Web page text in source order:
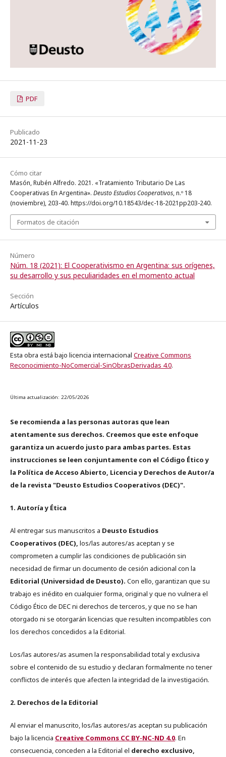
PDF
Publicado
2021-11-23
Cómo citar
Masón, Rubén Alfredo. 2021. «Tratamiento Tributario De Las
Cooperativas En Argentina». Deusto Estudios Cooperativos, n.º 18
(noviembre), 203-40. https://doi.org/10.18543/dec-18-2021pp203-240.
Formatos de citación
Número
Núm. 18 (2021): El Cooperativismo en Argentina: sus orígenes,
su desarrollo y sus peculiaridades en el momento actual
Sección
Artículos
Esta obra está bajo licencia internacional Creative Commons
Reconocimiento-NoComercial-SinObrasDerivadas 4.0.
Última actualización: 22/05/2026
Se recomienda a las personas autoras que lean
atentamente sus derechos. Creemos que este enfoque
garantiza un acuerdo justo para ambas partes. Estas
instrucciones se leen conjuntamente con el Código Ético y
la Política de Acceso Abierto, Licencia y Derechos de Autor/a
de la revista "Deusto Estudios Cooperativos (DEC)".
1. Autoría y Ética
Al entregar sus manuscritos a Deusto Estudios
Cooperativos (DEC), los/las autores/as aceptan y se
comprometen a cumplir las condiciones de publicación sin
necesidad de firmar un documento de cesión adicional con la
Editorial (Universidad de Deusto). Con ello, garantizan que su
trabajo es inédito en cualquier forma, original y que no vulnera el
Código Ético de DEC ni derechos de terceros, y que no se han
otorgado ni se otorgarán licencias que resulten incompatibles con
los derechos concedidos a la Editorial.
Los/las autores/as asumen la responsabilidad total y exclusiva
sobre el contenido de su estudio y declaran formalmente no tener
conflictos de interés que afecten la integridad de la investigación.
2. Derechos de la Editorial
Al enviar el manuscrito, los/las autores/as aceptan su publicación
bajo la licencia Creative Commons CC BY-NC-ND 4.0. En
consecuencia, conceden a la Editorial el derecho exclusivo,